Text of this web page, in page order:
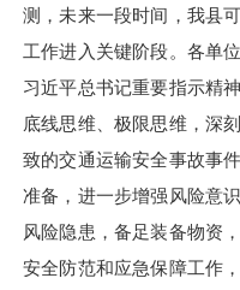
测，未来一段时间，我县
工作进入关键阶段。各单
习近平总书记重要指示精
底线思维、极限思维，深
致的交通运输安全事故事
准备，进一步增强风险意
风险隐患，备足装备物资
安全防范和应急保障工作